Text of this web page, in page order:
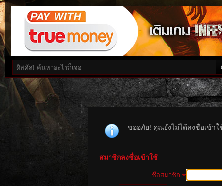
ขออภัย! คุณยังไม่ได้ลงชื่อเข้า
สมาชิกลงชื่อเข้าใช้
ชื่อสมาชิก